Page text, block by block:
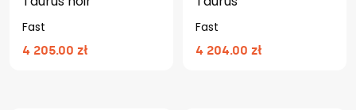
Fast
4 205.00 zł
Fast
4 204.00 zł